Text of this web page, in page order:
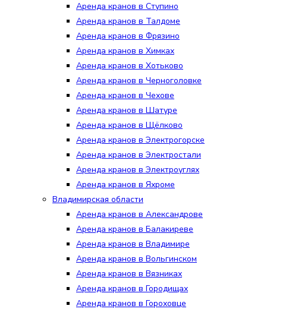
Аренда кранов в Ступино
Аренда кранов в Талдоме
Аренда кранов в Фрязино
Аренда кранов в Химках
Аренда кранов в Хотьково
Аренда кранов в Черноголовке
Аренда кранов в Чехове
Аренда кранов в Шатуре
Аренда кранов в Щёлково
Аренда кранов в Электрогорске
Аренда кранов в Электростали
Аренда кранов в Электроуглях
Аренда кранов в Яхроме
Владимирская области
Аренда кранов в Александрове
Аренда кранов в Балакиреве
Аренда кранов в Владимире
Аренда кранов в Вольгинском
Аренда кранов в Вязниках
Аренда кранов в Городищах
Аренда кранов в Гороховце